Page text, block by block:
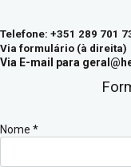
Telefone: +351 289 701
Via formulário (à direita)
Via E-mail para
Nome *